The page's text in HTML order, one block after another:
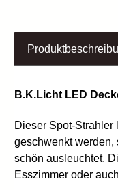
B.K.Licht LED
Dieser Spot-Strahler
geschwenkt werden,
schön ausleuchtet.
Esszimmer oder